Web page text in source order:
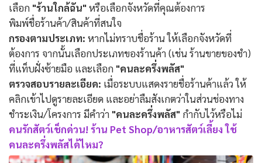
เลือก "ร้านใกล้ฉัน"หรือเลือกจังหวัดที่คุณต้องการ
พิมพ์ชื่อร้านค้า/สินค้าที่สนใจ
กรองตามประเภท: หากไม่ทราบชื่อร้าน ให้เลือกจังหวัดที่
ต้องการ จากนั้นเลือกประเภทของร้านค้า (เช่น ร้านขายของชำ)
ที่แท็บฝั่งซ้ายมือ และเลือก "คนละครึ่งพลัส"
ตรวจสอบรายละเอียด: เมื่อระบบแสดงรายชื่อร้านค้าแล้ว ให้
คลิกเข้าไปดูรายละเอียด และอย่าลืมสังเกตว่าในส่วนช่องทาง
ชำระเงิน/โครงการ มีคำว่า "คนละครึ่งพลัส" กำกับไว้หรือไม่
คนรักสัตว์เช็กด่วน! ร้าน Pet Shop/อาหารสัตว์เลี้ยง ใช้
คนละครึ่งพลัสได้ไหม?